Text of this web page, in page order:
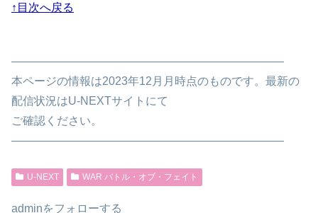
↑目次へ戻る
————————————————————————
本ページの情報は2023年12月月時点のものです。最新の
配信状況はU-NEXTサイトにて
ご確認ください。
————————————————————————
U-NEXT WAR バトル・オブ・フェイト
adminをフォローする